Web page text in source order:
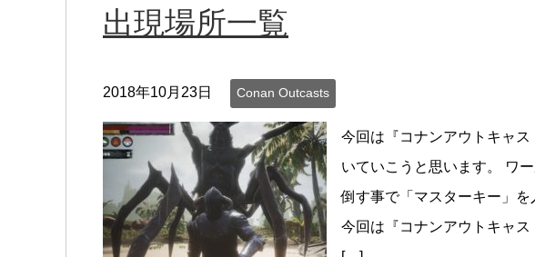
出現場所一覧
2018年10月23日 Conan Outcasts
今回は『コナンアウトキャ
いていこうと思います。 ワ
倒す事で「マスターキー」
今回は『コナンアウトキャ